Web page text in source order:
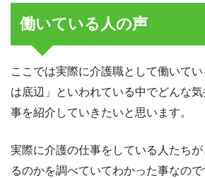
働いている人の声
ここでは実際に介護職として働いて
は底辺」といわれている中でどんな
事を紹介していきたいと思います。
実際に介護の仕事をしている人たち
るのかを調べていてわかった事なの